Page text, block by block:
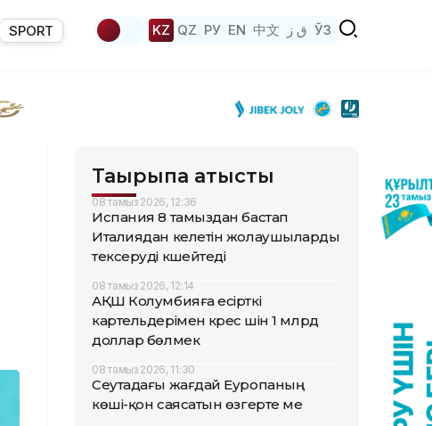
SPORT KZ QZ РУ EN 中文 ق ز ЎЗ
Тақырыпқа қатысты
08 тамыз 2026, 12:36
Испания 8 тамыздан бастап
Италиядан келетін жолаушыларды
тексеруді күшейтеді
08 тамыз 2026, 12:14
АҚШ Колумбияға есірткі
картельдерімен күрес үшін 1 млрд
доллар бөлмек
08 тамыз 2026, 11:30
Сеутадағы жағдай Еуропаның
көші-қон саясатын өзгерте ме